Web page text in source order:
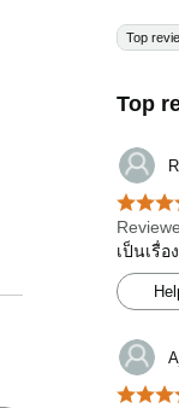
Top
Top
เป็นเรื่